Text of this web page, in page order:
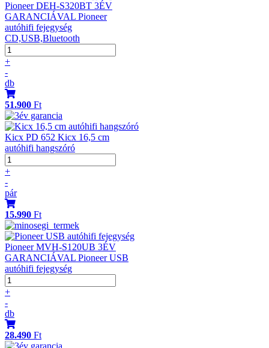
Pioneer DEH-S320BT 3ÉV
GARANCIÁVAL Pioneer
autóhifi fejegység
CD,USB,Bluetooth
+
-
db
51.900 Ft
Kicx PD 652 Kicx 16,5 cm
autóhifi hangszóró
+
-
pár
15.990 Ft
Pioneer MVH-S120UB 3ÉV
GARANCIÁVAL Pioneer USB
autóhifi fejegység
+
-
db
28.490 Ft